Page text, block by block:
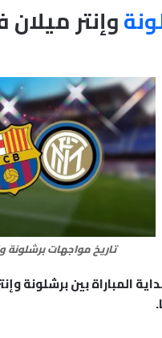
وإنتر
تاريخ مواجهات برشلونة
المباراة بين برشلونة